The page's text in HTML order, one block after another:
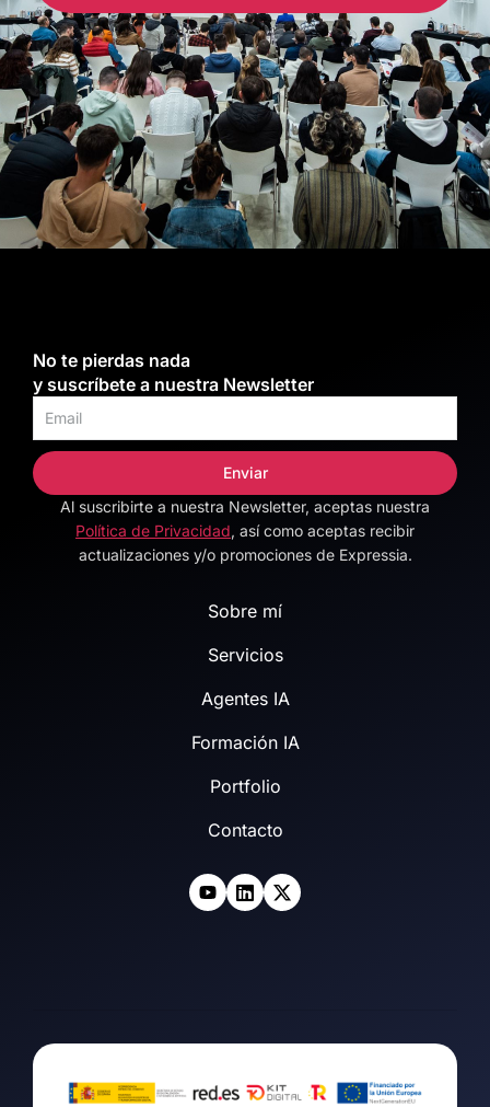
No te pierdas nada
y suscríbete a nuestra Newsletter
Enviar
Alternative:
Al suscribirte a nuestra Newsletter, aceptas nuestra
Política de Privacidad, así como aceptas recibir
actualizaciones y/o promociones de Expressia.
Sobre mí
Servicios
Agentes IA
Formación IA
Portfolio
Contacto